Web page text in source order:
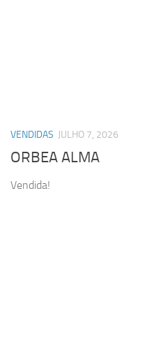
VENDIDAS JULHO 7, 2026
ORBEA ALMA
Vendida!